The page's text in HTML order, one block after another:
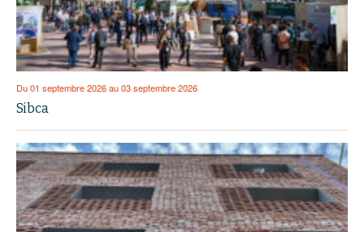
Du 01 septembre 2026 au 03 septembre 2026
Sibca